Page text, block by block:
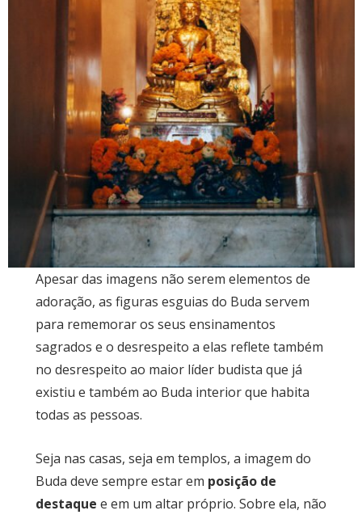
Apesar das imagens não serem elementos de
adoração, as figuras esguias do Buda servem
para rememorar os seus ensinamentos
sagrados e o desrespeito a elas reflete também
no desrespeito ao maior líder budista que já
existiu e também ao Buda interior que habita
todas as pessoas.
Seja nas casas, seja em templos, a imagem do
Buda deve sempre estar em posição de
destaque e em um altar próprio. Sobre ela, não